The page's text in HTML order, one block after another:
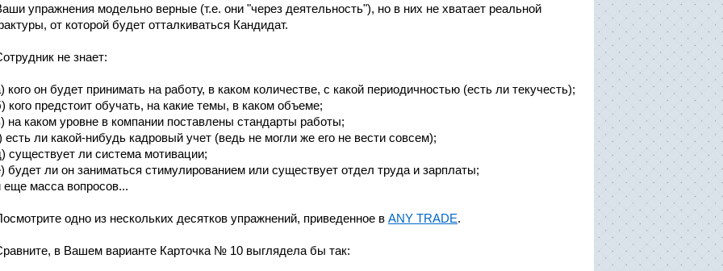
упражнения модельно верные (т.е. они "через деятельность"), но в них не хватает реальной
от которой будет отталкиваться Кандидат.
не знает:
кого он будет принимать на работу, в каком количестве, с какой периодичностью (есть ли текучесть);
кого предстоит обучать, на какие темы, в каком объеме;
на каком уровне в компании поставлены стандарты работы;
есть ли какой-нибудь кадровый учет (ведь не могли же его не вести совсем);
существует ли система мотивации;
будет ли он заниматься стимулированием или существует отдел труда и зарплаты;
еще масса вопросов...
одно из нескольких деcятков упражнений, приведенное в ANY TRADE.
в Вашем варианте Карточка № 10 выглядела бы так: